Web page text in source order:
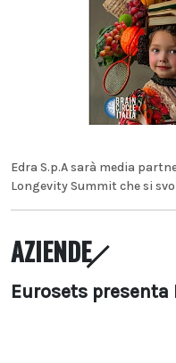
Edra S.p.A sarà media
Longevity Summit che si
AZIENDE
Eurosets